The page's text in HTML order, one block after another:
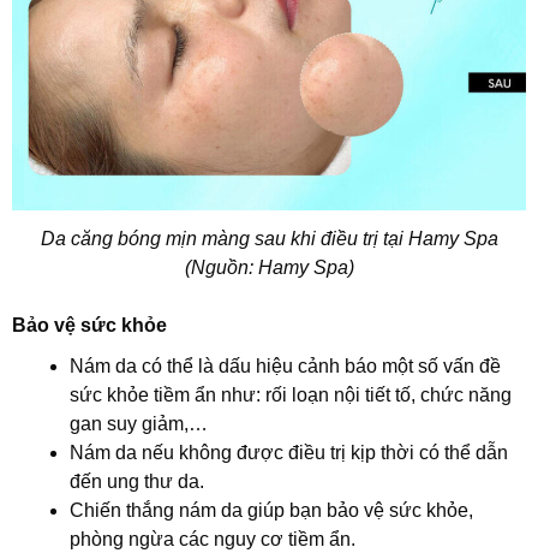
Da căng bóng mịn màng sau khi điều trị tại Hamy Spa
(Nguồn: Hamy Spa)
Bảo vệ sức khỏe
Nám da có thể là dấu hiệu cảnh báo một số vấn đề
sức khỏe tiềm ẩn như: rối loạn nội tiết tố, chức năng
gan suy giảm,…
Nám da nếu không được điều trị kịp thời có thể dẫn
đến ung thư da.
Chiến thắng nám da giúp bạn bảo vệ sức khỏe,
phòng ngừa các nguy cơ tiềm ẩn.